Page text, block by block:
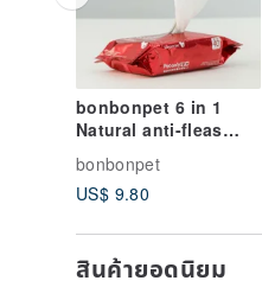
bonbonpet 6 in 1
Natural anti-fleas
Wipes/Extra Large
size
bonbonpet
US$ 9.80
สินค้ายอดนิยม